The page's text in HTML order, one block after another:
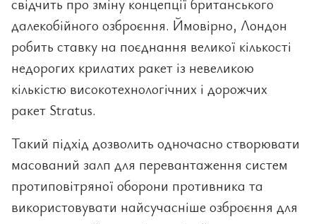
свідчить про зміну концепції британського
далекобійного озброєння. Ймовірно, Лондон
робить ставку на поєднання великої кількості
недорогих крилатих ракет із невеликою
кількістю високотехнологічних і дорожчих
ракет Stratus.
Такий підхід дозволить одночасно створювати
масований залп для перевантаження систем
протиповітряної оборони противника та
використовувати найсучасніше озброєння для